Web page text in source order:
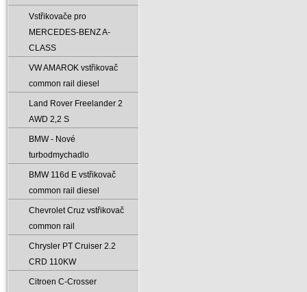
Vstřikovače pro
MERCEDES-BENZ A-
CLASS
VW AMAROK vstřikovač
common rail diesel
Land Rover Freelander 2
AWD 2‚2 S
BMW - Nové
turbodmychadlo
BMW 116d E vstřikovač
common rail diesel
Chevrolet Cruz vstřikovač
common rail
Chrysler PT Cruiser 2.2
CRD 110KW
Citroen C-Crosser